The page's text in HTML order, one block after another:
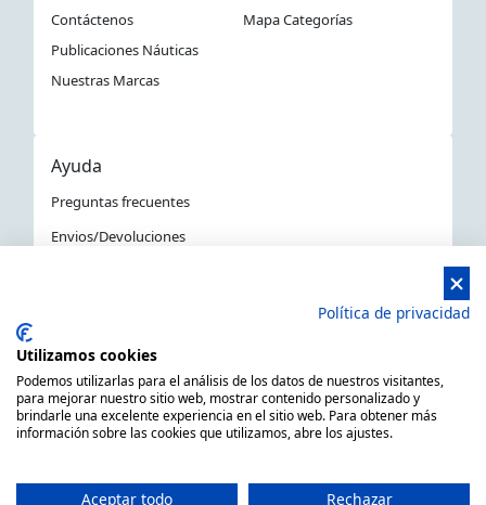
Contáctenos
Mapa Categorías
Publicaciones Náuticas
Nuestras Marcas
Ayuda
Preguntas frecuentes
Envios/Devoluciones
La Tienda Náutica en Barcelona
C/ Primer de Maig 6, 08980 Sant Feliu de Llobregat,
Barcelona (España)
Política de privacidad
Utilizamos cookies
Podemos utilizarlas para el análisis de los datos de nuestros visitantes,
para mejorar nuestro sitio web, mostrar contenido personalizado y
brindarle una excelente experiencia en el sitio web. Para obtener más
información sobre las cookies que utilizamos, abre los ajustes.
Aceptar todo Rechazar